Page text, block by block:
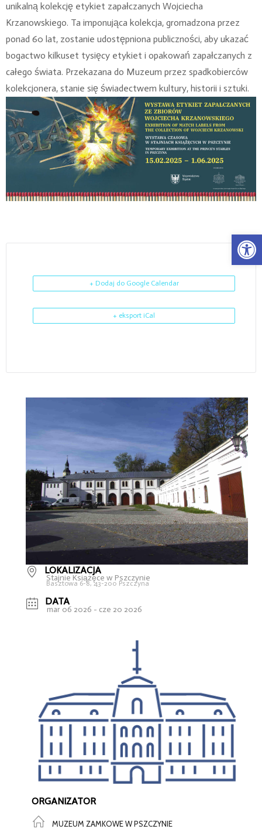
unikalną kolekcję etykiet zapałczanych Wojciecha
Krzanowskiego. Ta imponująca kolekcja, gromadzona przez
ponad 60 lat, zostanie udostępniona publiczności, aby ukazać
bogactwo kilkuset tysięcy etykiet i opakowań zapałczanych z
całego świata. Przekazana do Muzeum przez spadkobierców
kolekcjonera, stanie się świadectwem kultury, historii i sztuki.
+ Dodaj do Google Calendar
+ eksport iCal
LOKALIZACJA
Stajnie Książęce w Pszczynie
Basztowa 6-8, 43-200 Pszczyna
DATA
mar 06 2026 - cze 20 2026
ORGANIZATOR
MUZEUM ZAMKOWE W PSZCZYNIE